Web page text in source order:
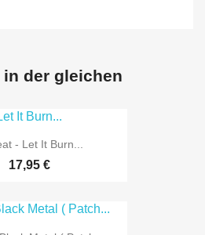
der gleichen
- Let It Burn...
17,95 €